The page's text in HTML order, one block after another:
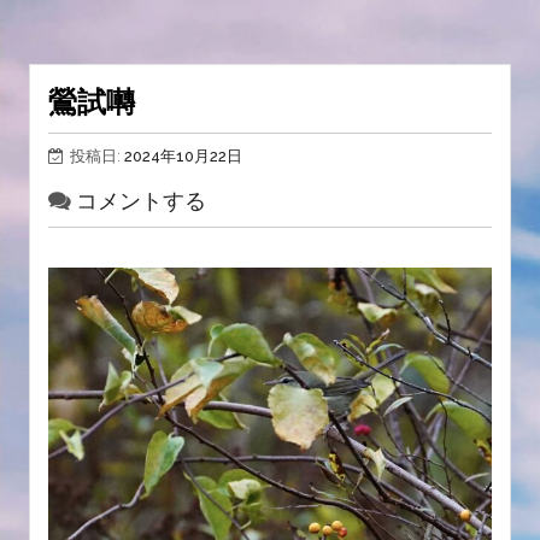
鶯試囀
投稿日: 2024年10月22日
コメントする